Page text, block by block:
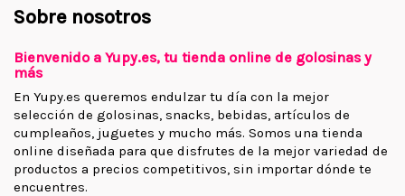
Sobre nosotros
Bienvenido a Yupy.es, tu tienda online de golosinas y
más
En Yupy.es queremos endulzar tu día con la mejor
selección de golosinas, snacks, bebidas, artículos de
cumpleaños, juguetes y mucho más. Somos una tienda
online diseñada para que disfrutes de la mejor variedad de
productos a precios competitivos, sin importar dónde te
encuentres.